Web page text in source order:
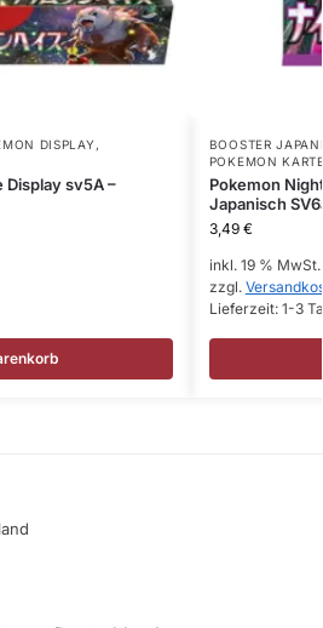
DISPLAY ,
Display sv5A –
BOOSTER
POKEMON
Pokemon
Japanisch
3,49 €
inkl. 19 % MwSt.
zzgl.
Lieferzeit: 1-3